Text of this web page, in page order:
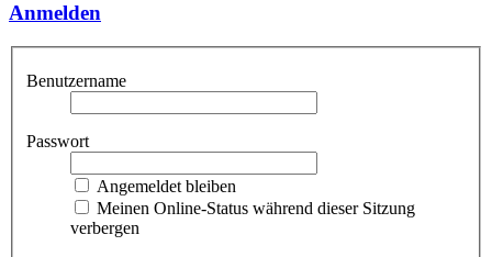
Anmelden
Benutzername
Passwort
Angemeldet bleiben
Meinen Online-Status während dieser Sitzung
verbergen